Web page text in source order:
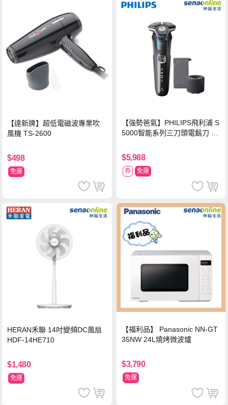
【達新牌】超低電磁波專業吹
風機 TS-2600
$498
免運
【強勢爸氣】PHILIPS飛利浦 S
5000智能系列三刀頭電鬍刀 S5
$5,988
券 免運
HERAN禾聯 14吋變頻DC風扇
HDF-14HE710
$1,480
免運
【福利品】 Panasonic NN-GT
35NW 24L燒烤微波爐
$3,790
免運